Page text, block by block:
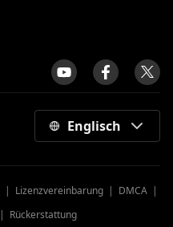
Englisch
| Lizenzvereinbarung| DMCA|
| Rückerstattung